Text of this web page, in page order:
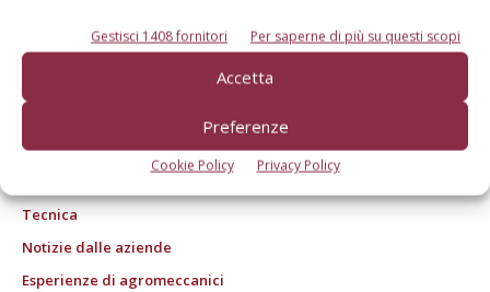
Gestisci 1408 fornitori Per saperne di più su questi scopi
Accetta
Preferenze
Cookie Policy Privacy Policy
© Tecniche Nuove Spa. Tutti i diritti riservati. Sede legale Via Eritrea 21 -
20157 Milano | Codice fiscale, Partita IVA e Iscrizione al Registro delle
imprese di Milano: 00753480151
registrata presso il Tribunale di Bologna n. 6111 del 12/06/1992)
ROC "Poste italiane Spa sped. Abbonamento Postale DL 353/2003 conv. L.
27/02/2004 n. 46, art.1c.1: DCB Bologna" ROC n. 24344 dell'11 marzo 2014
Tecnica
Notizie dalle aziende
Esperienze di agromeccanici